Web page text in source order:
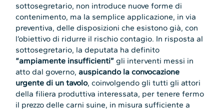
sottosegretario, non introduce nuove forme di
contenimento, ma la semplice applicazione, in via
preventiva, delle disposizioni che esistono già, con
l’obiettivo di ridurre il rischio contagio. In risposta al
sottosegretario, la deputata ha definito
“ampiamente insufficienti” gli interventi messi in
atto dal governo,auspicando la convocazione
urgente di un tavolo, coinvolgendo gli tutti gli attori
della filiera produttiva interessata, per tenere fermo
il prezzo delle carni suine, in misura sufficiente a